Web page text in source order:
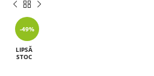
-49%
LIPSĂ
STOC